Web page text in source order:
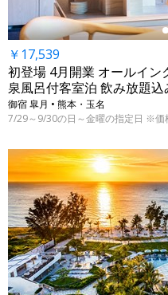
￥17,539
初登場 4月開業 オールイン
泉風呂付客室泊 飲み放題
御宿 皐月 • 熊本・玉名
7/29～9/30の日～金曜の指定日 ※価